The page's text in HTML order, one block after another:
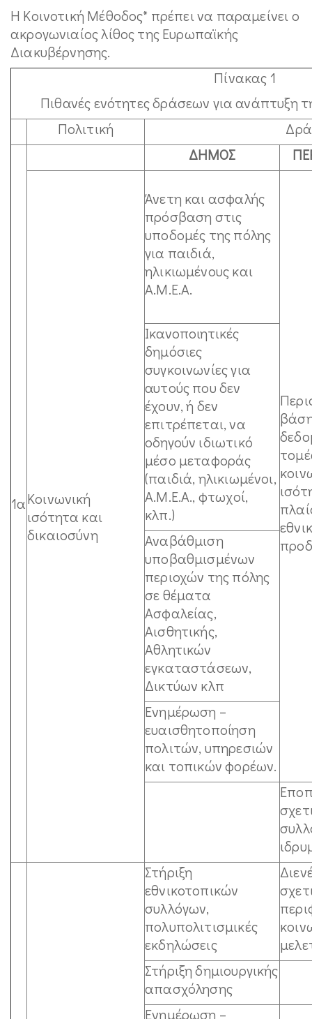
Η Κοινοτική Μέθοδος* πρέπει να παραμείνει ο
ακρογωνιαίος λίθος της Ευρωπαϊκής
Διακυβέρνησης.
Πίνακας 1
Πιθανές ενότητες δράσεων για ανάπτυξη
Πολιτική
1α
ΔΗΜΟΣ
Κοινωνική
ισότητα και
δικαιοσύνη
Άνετη και ασφαλής
πρόσβαση στις
υποδομές της πόλης
για παιδιά,
ηλικιωμένους και
Α.Μ.Ε.Α.
Ικανοποιητικές
δημόσιες
συγκοινωνίες για
αυτούς που δεν
έχουν, ή δεν
επιτρέπεται, να
οδηγούν ιδιωτικό
μέσο μεταφοράς
(παιδιά, ηλικιωμένοι,
Α.Μ.Ε.Α., φτωχοί,
κλπ.)
Αναβάθμιση
υποβαθμισμένων
περιοχών της πόλης
σε θέματα
Ασφαλείας,
Αισθητικής,
Αθλητικών
εγκαταστάσεων,
Δικτύων κλπ
Ενημέρωση –
ευαισθητοποίηση
πολιτών, υπηρεσιών
και τοπικών φορέων.
Στήριξη
εθνικοτοπικών
συλλόγων,
πολυπολιτισμικές
εκδηλώσεις
Στήριξη δημιουργικής
απασχόλησης
Ενημέρωση –